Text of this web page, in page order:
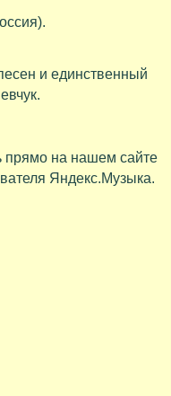
и единственный
прямо на нашем сайте
Яндекс.Музыка.